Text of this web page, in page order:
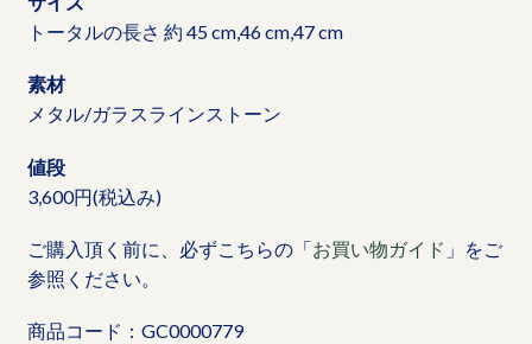
トータルの長さ 約 45 cm,46 cm,47 cm
素材
メタル/ガラスラインストーン
値段
3,600円(税込み)
ご購入頂く前に、必ずこちらの「お買い物ガイド 」をご
参照ください。
商品コード：GC0000779